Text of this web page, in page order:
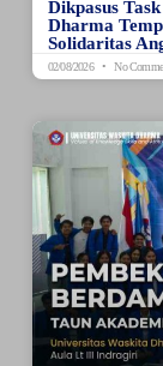
Dikpasus
Dharma
Solidaritas
02/08/2026 No